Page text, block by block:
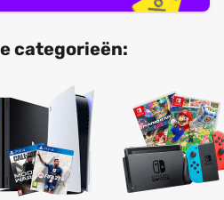
categorieën: